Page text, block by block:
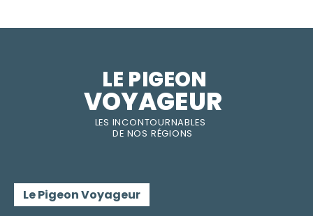
LES INCONTOURNABLES
DE NOS RÉGIONS
LE PIGEON
VOYAGEUR
Le Pigeon Voyageur